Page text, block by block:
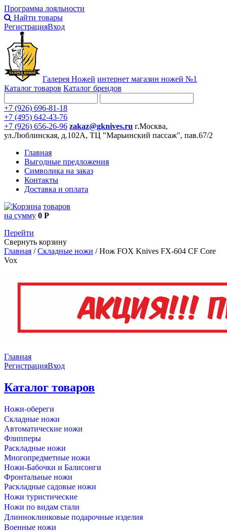
Программа лояльности
Найти товары
РегистрацияВход
Галерея Ножей интернет магазин ножей №1
Каталог товаров Каталог брендов
+7 (926) 696-81-18
+7 (495) 642-43-76
+7 (926) 656-26-96 zakaz@gknives.ru г.Москва,
ул.Люблинская, д.102А, ТЦ "Марьинский пассаж", пав.67/2
Главная
Выгодные предложения
Символика на заказ
Контакты
Доставка и оплата
товаров
на сумму 0 Р
Перейти
Свернуть корзину
Главная /Складные ножи /Нож FOX Knives FX-604 CF Core
Vox
Главная
РегистрацияВход
Каталог товаров
Ножи-обереги
Складные ножи
Автоматические ножи
Флипперы
Раскладные ножи
Многопредметные ножи
Ножи-Бабочки и Балисонги
Фронтальные ножи
Раскладные садовые ножи
Ножи туристические
Ножи по видам стали
Длинноклинковые подарочные изделия
Военные ножи